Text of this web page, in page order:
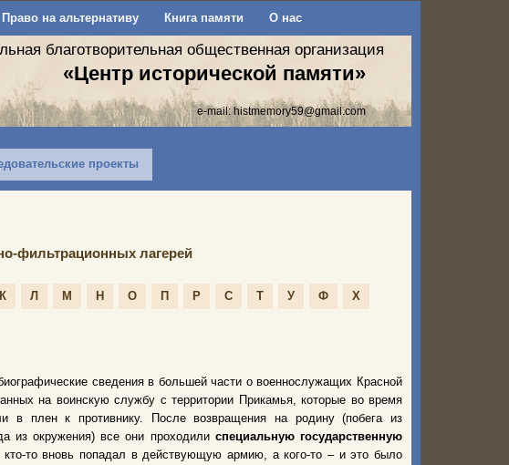
Право на альтернативу Книга памяти О нас
благотворительная общественная организация
«Центр исторической памяти»
e-mail:histmemory59@gmail.com
проекты
фильтрационных лагерей
К Л М Н О П Р С Т У Ф Х
сведения в большей части о военнослужащих Красной
на воинскую службу с территории Прикамья, которые во время
в плен к противнику. После возвращения на родину (побега из
из окружения) все они проходили специальную государственную
то вновь попадал в действующую армию, а кого-то – и это было